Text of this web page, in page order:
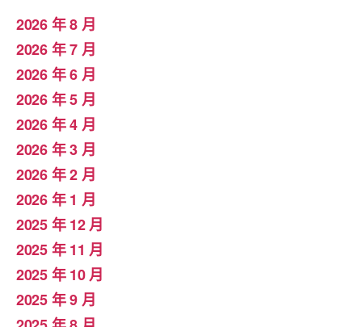
2026 年 8 月
2026 年 7 月
2026 年 6 月
2026 年 5 月
2026 年 4 月
2026 年 3 月
2026 年 2 月
2026 年 1 月
2025 年 12 月
2025 年 11 月
2025 年 10 月
2025 年 9 月